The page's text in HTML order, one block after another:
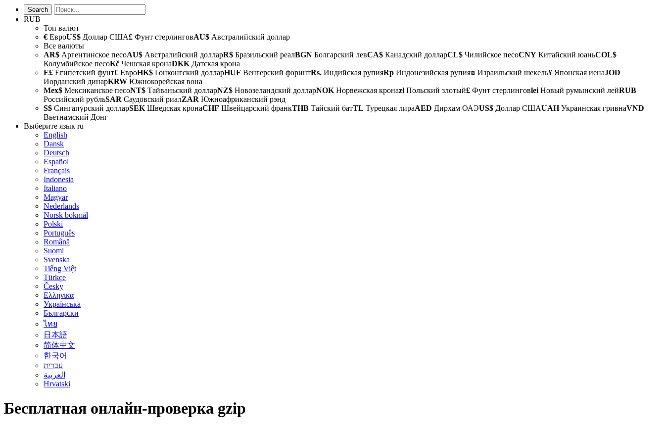
RUB
Топ валют
€ ЕвроUS$ Доллар США£ Фунт стерлинговAU$ Австралийский доллар
Все валюты
AR$ Аргентинское песоAU$ Австралийский долларR$ Бразильский реалBGN Болгарский левCA$ Канадский долларCL$ Чилийское песоCNY Китайский юаньCOL$
Колумбийское песоKč Чешская кронаDKK Датская крона
E£ Египетский фунт€ ЕвроHK$ Гонконгский долларHUF Венгерский форинтRs. Индийская рупияRp Индонезийская рупия₪ Израильский шекель¥ Японская иенаJOD
Иорданский динарKRW Южнокорейская вона
Mex$ Мексиканское песоNT$ Тайваньский долларNZ$ Новозеландский долларNOK Норвежская кронаzłПольский злотый£ Фунт стерлинговlei Новый румынский лейRUB
Российский рубльSAR Саудовский риалZAR Южноафриканский рэнд
S$ Сингапурский долларSEK Шведская кронаCHF Швейцарский франкTHB Тайский батTL Турецкая лираAED Дирхам ОАЭUS$ Доллар СШАUAHУкраинская гривнаVND
Вьетнамский Донг
Выберите язык ru
English
Dansk
Deutsch
Español
Français
Indonesia
Italiano
Magyar
Nederlands
Norsk bokmål
Polski
Português
Română
Suomi
Svenska
Tiếng Việt
Türkçe
Česky
Ελληνικα
Українська
Български
ไทย
日本語
简体中文
한국어
עברית
العربية
Hrvatski
Бесплатная онлайн-проверка gzip